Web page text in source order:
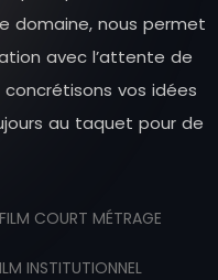
e domaine, nous permet
tion avec l’attente de
concrétisons vos idées
jours au taquet pour de
FILM COURT MÉTRAGE
INSTITUTIONNEL